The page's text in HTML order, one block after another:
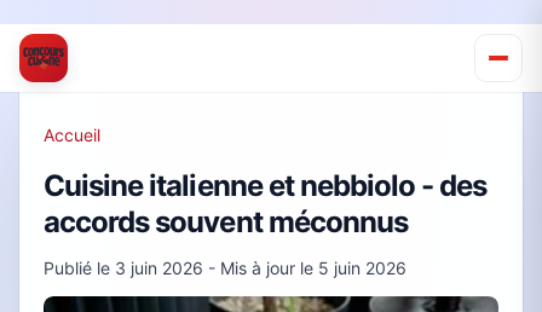
Accueil
Cuisine italienne et nebbiolo - des
accords souvent méconnus
Publié le 3 juin 2026 - Mis à jour le 5 juin 2026